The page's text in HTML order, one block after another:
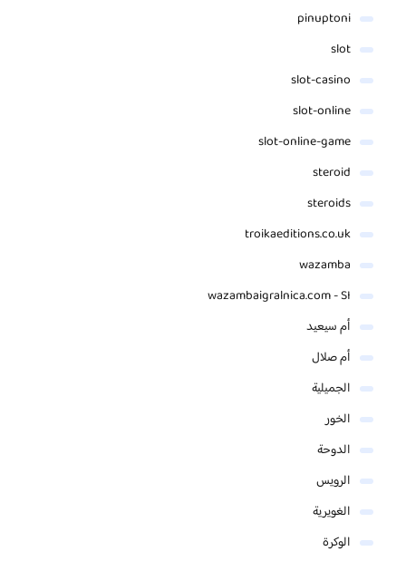
pinuptoni
slot
slot-casino
slot-online
slot-online-game
steroid
steroids
troikaeditions.co.uk
wazamba
wazambaigralnica.com - SI
أم سيعيد
أم صلال
الجميلية
الخور
الدوحة
الرويس
الغويرية
الوكرة